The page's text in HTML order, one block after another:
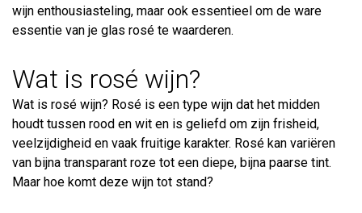
wijn enthousiasteling, maar ook essentieel om de ware
essentie van je glas rosé te waarderen.
Wat is rosé wijn?
Wat is rosé wijn? Rosé is een type wijn dat het midden
houdt tussen rood en wit en is geliefd om zijn frisheid,
veelzijdigheid en vaak fruitige karakter. Rosé kan variëren
van bijna transparant roze tot een diepe, bijna paarse tint.
Maar hoe komt deze wijn tot stand?